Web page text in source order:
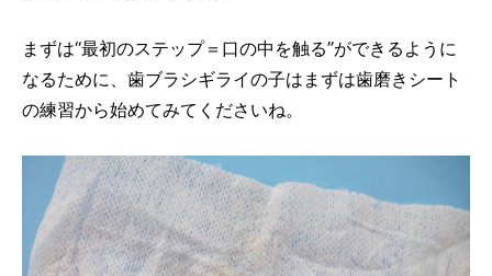
まずは“最初のステップ＝口の中を触る”ができるように
なるために、歯ブラシギライの子はまずは歯磨きシート
の練習から始めてみてくださいね。